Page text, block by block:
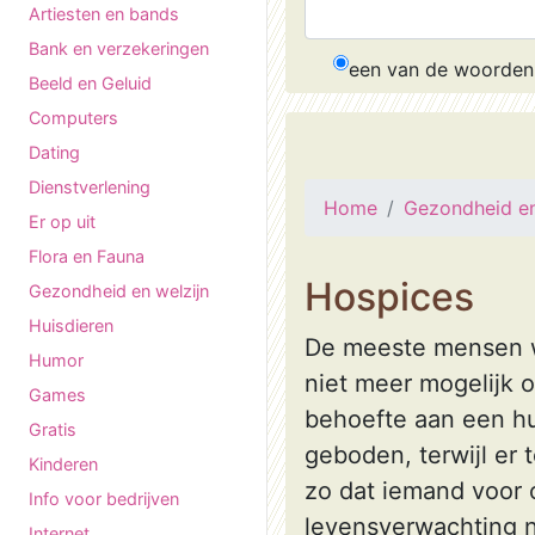
Artiesten en bands
Bank en verzekeringen
Beeld en Geluid
Computers
Dating
Dienstverlening
Er op uit
Flora en Fauna
Gezondheid en welzijn
Huisdieren
Humor
Games
Gratis
Kinderen
Info voor bedrijven
een van de woorden
Home Gezondheid
Hospices
De meeste
niet meer mogelijk
behoefte aan een
geboden, terwijl er
zo dat iemand voor
levensverwachting